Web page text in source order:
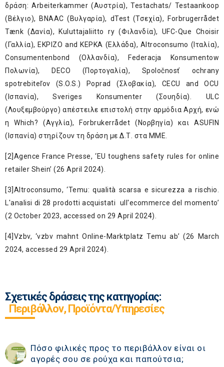
δράση: Arbeiterkammer (Aυστρία), Testachats/ Testaankoop
(Bέλγιο), BNAAC (Bυλγαρία), dTest (Τσεχία), Forbrugerrådet
Tænk (Δανία), Kuluttajaliitto ry (Φιλανδία), UFC-Que Choisir
(Γαλλία), EKPIZO and KEPKA (Ελλάδα), Altroconsumo (Ιταλία),
Consumentenbond (Ολλανδία), Federacja Konsumentow
Πολωνία), DECO (Πορτογαλία), Spoločnosť ochrany
spotrebiteľov (S.O.S.) Poprad (Σλοβακία), CECU and OCU
(Ισπανία), Sveriges Konsumenter (Σουηδία). ULC
(Λουξεμβούργο) απέστειλε επιστολή στην αρμόδια Αρχή, ενώ
η Which? (Αγγλία), Forbrukerrådet (Νορβηγία) και ASUFIN
(Ισπανία) στηρίζουν τη δράση με Δ.Τ. στα ΜΜΕ.
[2]Agence France Presse, ‘EU toughens safety rules for online
retailer Shein’ (26 April 2024).
[3]Altroconsumo, ‘Temu: qualità scarsa e sicurezza a rischio.
L'analisi di 28 prodotti acquistati ull'ecommerce del momento’
(2 October 2023, accessed on 29 April 2024).
[4]Vzbv, ‘vzbv mahnt Online-Marktplatz Temu ab’ (26 March
2024, accessed 29 April 2024).
Σχετικές δράσεις της κατηγορίας:
Περιβάλλον, Προϊόντα/Υπηρεσίες
Πόσο φιλικές προς το περιβάλλον είναι οι
αγορές σου σε ρούχα και παπούτσια;